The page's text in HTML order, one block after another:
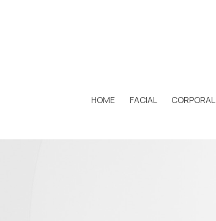
HOME FACIAL CORPORAL